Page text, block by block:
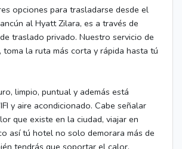
opciones para trasladarse desde el
al Hyatt Zilara, es a través de
traslado privado. Nuestro servicio de
la ruta más corta y rápida hasta tú
limpio, puntual y además está
y aire acondicionado. Cabe señalar
que existe en la ciudad, viajar en
así tú hotel no solo demorara más de
tendrás que soportar el calor.